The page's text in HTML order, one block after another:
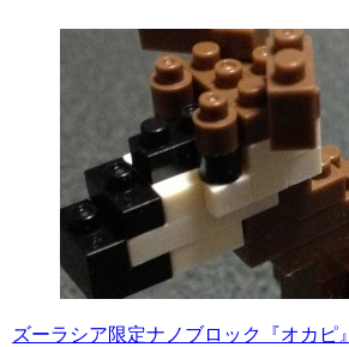
ズーラシア限定ナノブロック『オカピ』